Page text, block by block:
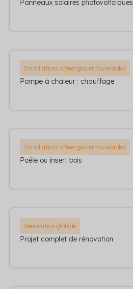
Panneaux solaires photovoltaïques
Installations d'énergies renouvelables
Pompe à chaleur : chauffage
Installations d'énergies renouvelables
Poêle ou insert bois
Rénovation globale
Projet complet de rénovation